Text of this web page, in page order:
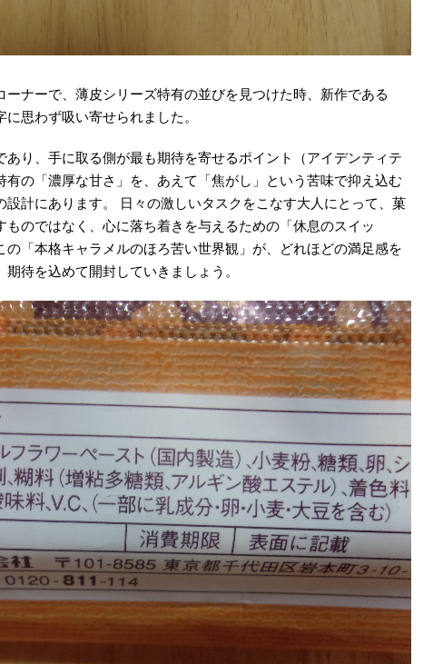
ーナーで、薄皮シリーズ特有の並びを見つけた時、新作である
に思わず吸い寄せられました。
あり、手に取る側が最も期待を寄せるポイント（アイデンティテ
有の「濃厚な甘さ」を、あえて「焦がし」という苦味で抑え込む
設計にあります。 日々の激しいタスクをこなす大人にとって、菓
ものではなく、心に落ち着きを与えるための「休息のスイッ
の「本格キャラメルのほろ苦い世界観」が、どれほどの満足感を
待を込めて開封していきましょう。